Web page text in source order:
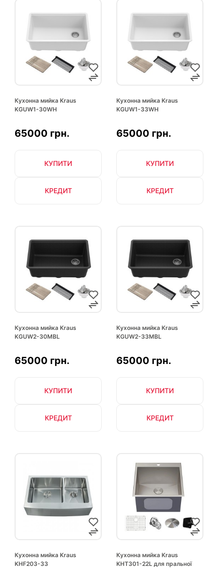
Кухонна мийка Kraus
KGUW1-30WH
65000 грн.
КУПИТИ
КРЕДИТ
Кухонна мийка Kraus
KGUW1-33WH
65000 грн.
КУПИТИ
КРЕДИТ
Кухонна мийка Kraus
KGUW2-30MBL
65000 грн.
КУПИТИ
КРЕДИТ
Кухонна мийка Kraus
KGUW2-33MBL
65000 грн.
КУПИТИ
КРЕДИТ
Кухонна мийка Kraus
KHF203-33
Кухонна мийка Kraus
KHT301-22L для пральної